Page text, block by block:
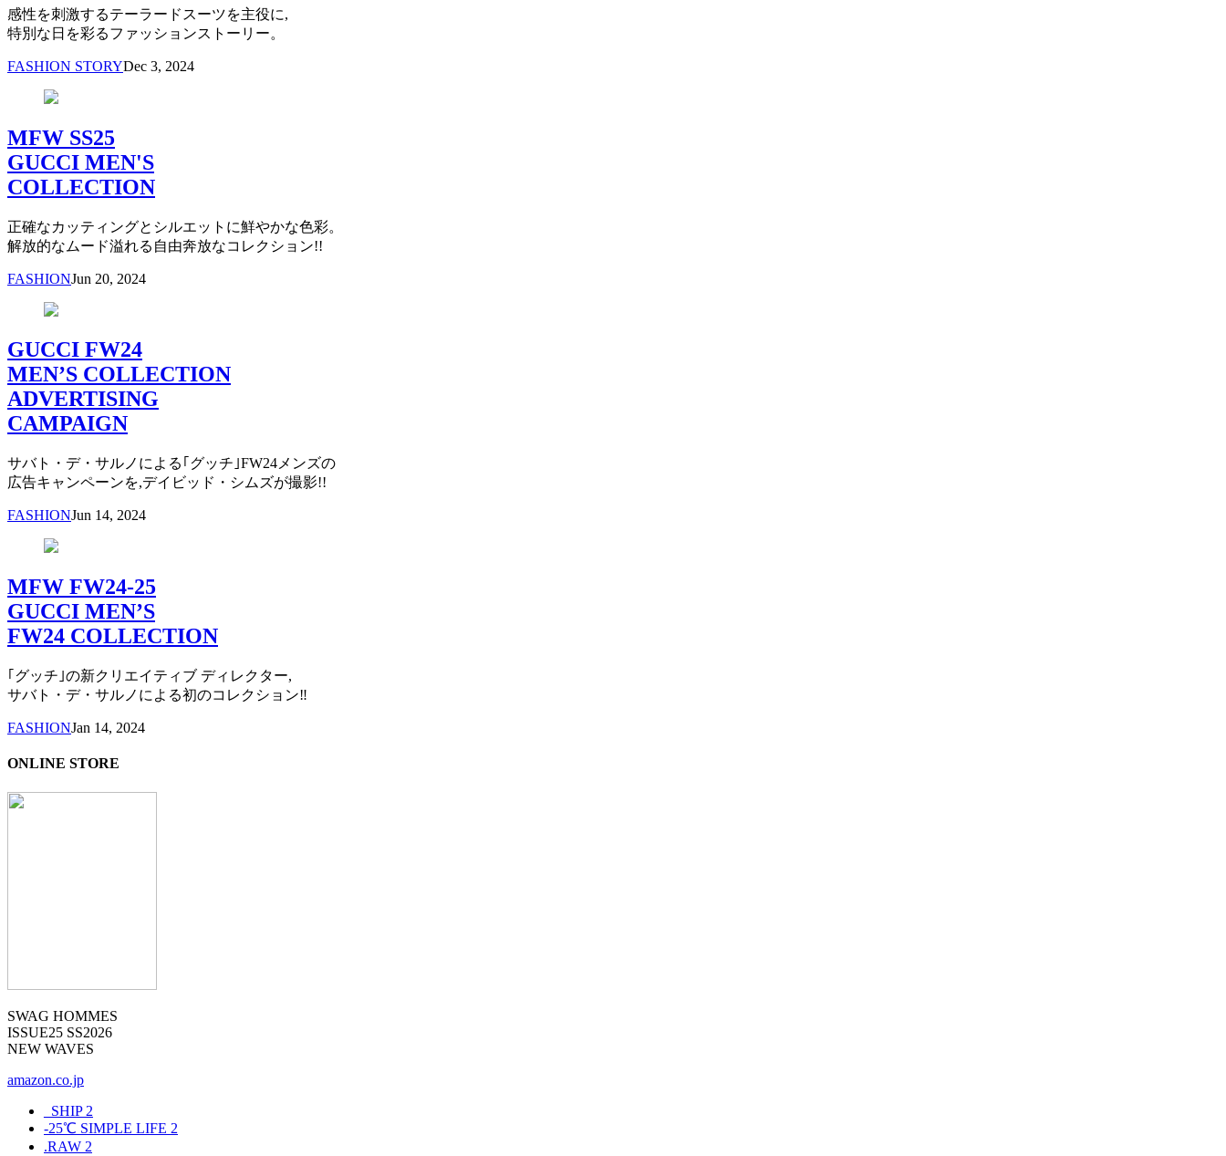
感性を刺激するテーラードスーツを主役に,
特別な日を彩るファッションストーリー。
FASHION STORYDec 3, 2024
MFW SS25
GUCCI MEN'S
COLLECTION
正確なカッティングとシルエットに鮮やかな色彩。
解放的なムード溢れる自由奔放なコレクション!!
FASHIONJun 20, 2024
GUCCI FW24
MEN’S COLLECTION
ADVERTISING
CAMPAIGN
サバト・デ・サルノによる｢グッチ｣FW24メンズの
広告キャンペーンを,デイビッド・シムズが撮影!!
FASHIONJun 14, 2024
MFW FW24-25
GUCCI MEN’S
FW24 COLLECTION
｢グッチ｣の新クリエイティブ ディレクター,
サバト・デ・サルノによる初のコレクション‼︎
FASHIONJan 14, 2024
ONLINE STORE
SWAG HOMMES
ISSUE25 SS2026
NEW WAVES
amazon.co.jp
_SHIP 2
-25℃ SIMPLE LIFE 2
.RAW 2